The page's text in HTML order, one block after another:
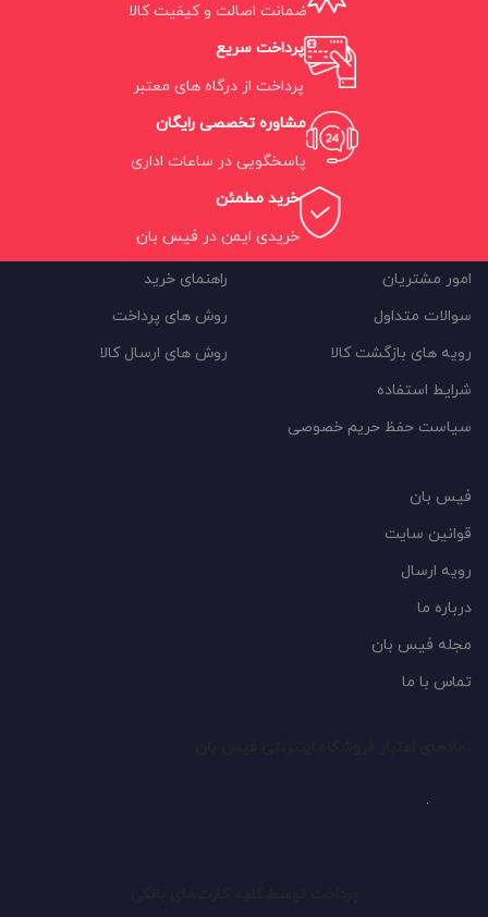
ضمانت اصالت و کیفیت کالا
پرداخت سریع
پرداخت از درگاه های معتبر
مشاوره تخصصی رایگان
پاسخگویی در ساعات اداری
خرید مطمئن
خریدی ایمن در فیس بان
امور مشتریان
سوالات متداول
رویه های بازگشت کالا
شرایط استفاده
سیاست حفظ حریم خصوصی
راهنمای خرید
روش های پرداخت
روش های ارسال کالا
فیس بان
قوانین سایت
رویه ارسال
درباره ما
مجله فیس بان
تماس با ما